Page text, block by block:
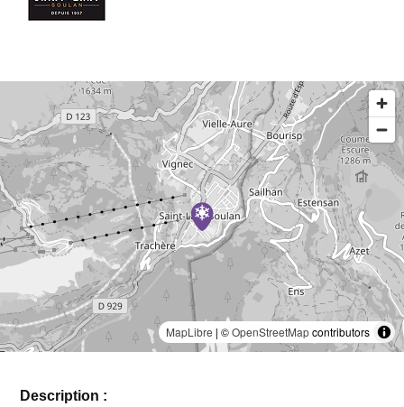
MapLibre | ©OpenStreetMapcontributors
Description :